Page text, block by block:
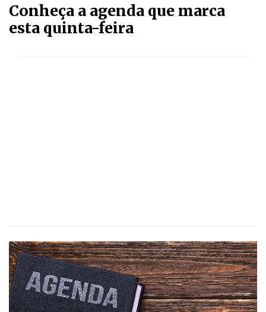
Conheça a agenda que marca
esta quinta-feira